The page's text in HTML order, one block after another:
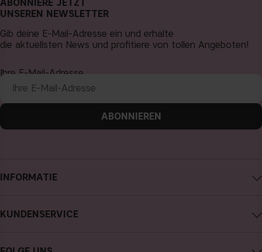
INFORMATIE
Über CAIA Cosmetics
KUNDENSERVICE
ABONNIERE JETZT
UNSEREN NEWSLETTER
Gib deine E-Mail-Adresse ein und erhalte
die aktuellsten News und profitiere von tollen Angeboten!
Ihre E-Mail-Adresse
ABONNIEREN